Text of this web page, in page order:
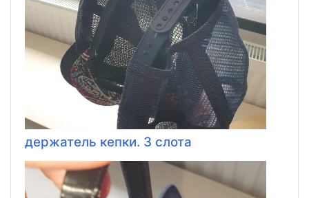
держатель кепки. 3 слота